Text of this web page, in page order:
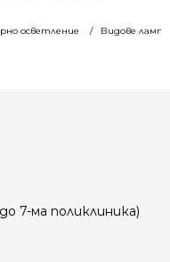
осветление Видове
7-ма поликлиника)